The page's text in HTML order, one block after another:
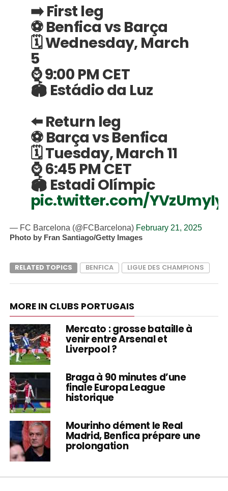
➡️ First leg
⚽ Benfica vs Barça
🗓 Wednesday, March
5
⌚️ 9:00 PM CET
🏟️ Estádio da Luz
⬅️ Return leg
⚽ Barça vs Benfica
🗓 Tuesday, March 11
⌚️ 6:45 PM CET
🏟️ Estadi Olímpic
pic.twitter.com/
— FC Barcelona (@FCBarcelona) February 21, 2025
Photo by Fran Santiago/Getty Images
RELATED TOPICS BENFICA LIGUE DES CHAMPIONS
MORE IN CLUBS PORTUGAIS
Mercato : grosse bataille à
venir entre Arsenal et
Liverpool ?
Braga à 90 minutes d’une
finale Europa League
historique
Mourinho dément le Real
Madrid, Benfica prépare une
prolongation